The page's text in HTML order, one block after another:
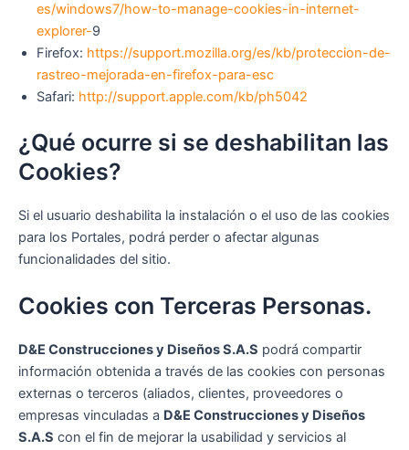
es/windows7/how-to-manage-cookies-in-internet-
explorer-9
Firefox: https://support.mozilla.org/es/kb/proteccion-de-
rastreo-mejorada-en-firefox-para-esc
Safari: http://support.apple.com/kb/ph5042
¿Qué ocurre si se deshabilitan las
Cookies?
Si el usuario deshabilita la instalación o el uso de las cookies
para los Portales, podrá perder o afectar algunas
funcionalidades del sitio.
Cookies con Terceras Personas.
D&E Construcciones y Diseños S.A.S podrá compartir
información obtenida a través de las cookies con personas
externas o terceros (aliados, clientes, proveedores o
empresas vinculadas a D&E Construcciones y Diseños
S.A.S con el fin de mejorar la usabilidad y servicios al